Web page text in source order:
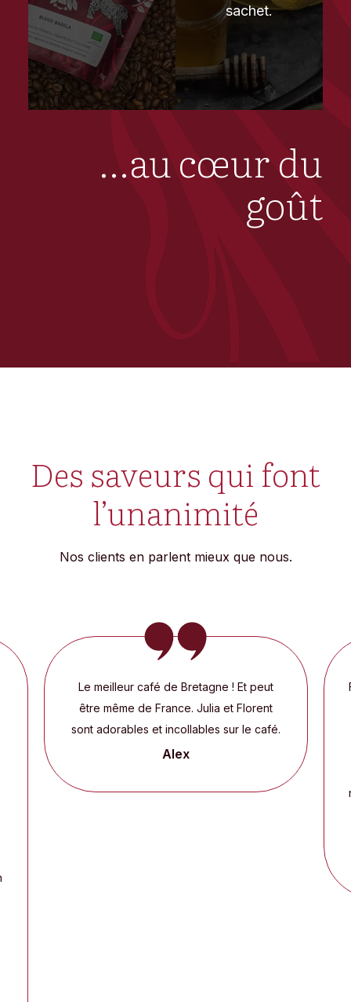
sachet.
...au cœur du
goût
Des saveurs qui font
l’unanimité
Nos clients en parlent mieux que nous.
Le meilleur café de Bretagne ! Et peut
être même de France. Julia et Florent
sont adorables et incollables sur le café.
Alex